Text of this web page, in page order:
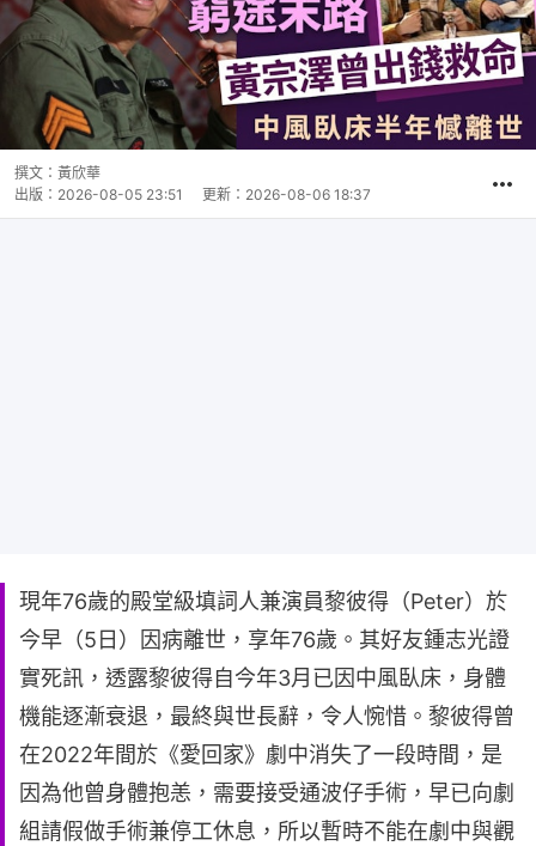
撰文： 黃欣華
出版： 2026-08-05 23:51 更新： 2026-08-06 18:37
現年76歲的殿堂級填詞人兼演員黎彼得（Peter）於
今早（5日）因病離世，享年76歲。其好友鍾志光證
實死訊，透露黎彼得自今年3月已因中風臥床，身體
機能逐漸衰退，最終與世長辭，令人惋惜。黎彼得曾
在2022年間於《愛回家》劇中消失了一段時間，是
因為他曾身體抱恙，需要接受通波仔手術，早已向劇
組請假做手術兼停工休息，所以暫時不能在劇中與觀